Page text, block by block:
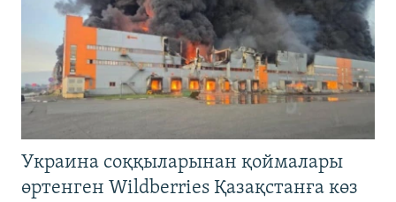
Украина соққыларынан қоймалары
өртенген Wildberries Қазақстанға көз